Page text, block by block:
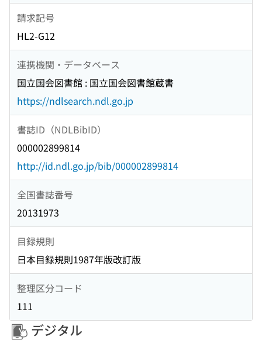
請求記号
HL2-G12
連携機関・データベース
国立国会図書館 : 国立国会図書館蔵書
https://ndlsearch.ndl.go.jp
書誌ID（NDLBibID）
000002899814
http://id.ndl.go.jp/bib/000002899814
全国書誌番号
20131973
目録規則
日本目録規則1987年版改訂版
整理区分コード
111
デジタル